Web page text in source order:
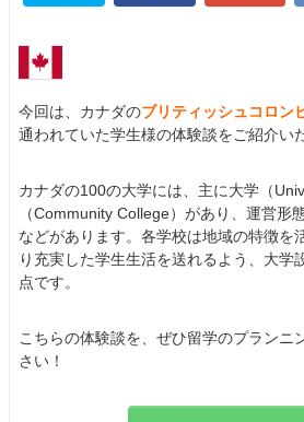
今回は、カナダのブリティッシュコロン
通われていた学生様の体験談をご紹介い
カナダの100の大学には、主に大学（
（Community College）があり、運営形
などがあります。各学校は地域の特徴を
り充実した学生生活を送れるよう、大学
点です。
こちらの体験談を、ぜひ留学のプランニ
さい！